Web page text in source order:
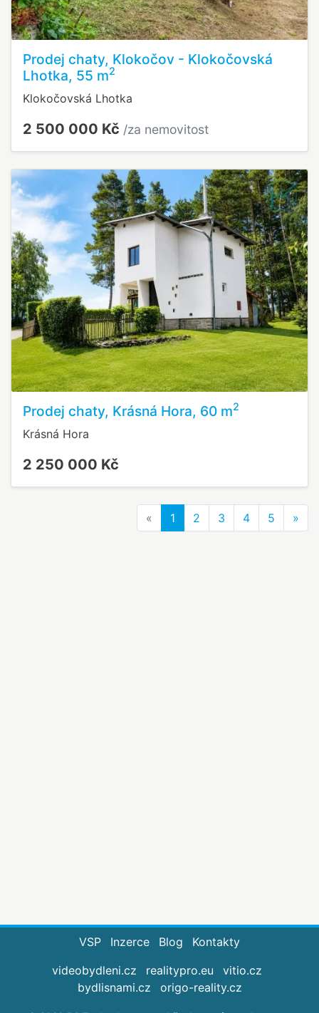
Prodej chaty, Klokočov - Klokočovská
Lhotka, 55 m2
Klokočovská Lhotka
2 500 000 Kč /za nemovitost
Prodej chaty, Krásná Hora, 60 m2
Krásná Hora
2 250 000 Kč
« Previous
1 2 3 4 5 »
VSP Inzerce Blog
Kontakty
videobydleni.cz
realitypro.eu
vitio.cz
bydlisnami.cz
origo-reality.cz